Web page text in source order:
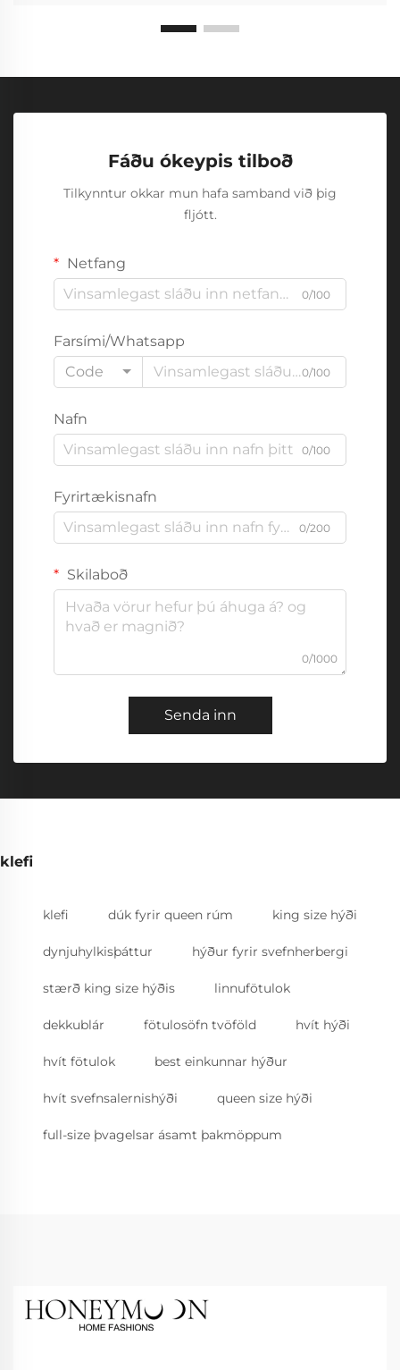
Fáðu ókeypis tilboð
Tilkynntur okkar mun hafa samband við þig
fljótt.
Netfang
0/100
Farsími/Whatsapp
Code
0/100
Nafn
0/100
Fyrirtækisnafn
0/200
Skilaboð
0/1000
Senda inn
klefi
klefi dúk fyrir queen rúm king size hýði
dynjuhylkisþáttur hýður fyrir svefnherbergi
stærð king size hýðis linnufötulok
dekkublár fötulosöfn tvöföld hvít hýði
hvít fötulok best einkunnar hýður
hvít svefnsalernishýði queen size hýði
full-size þvagelsar ásamt þakmöppum